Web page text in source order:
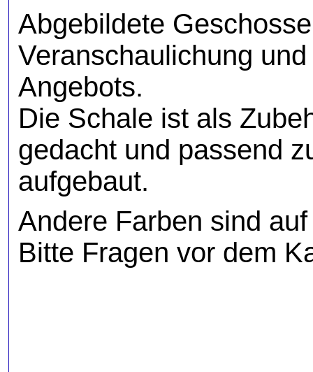
Abgebildete
Veranschaulichung
Angebots.
Die Schale ist als
gedacht und passend
aufgebaut.
Andere Farben sind
Bitte Fragen vor dem